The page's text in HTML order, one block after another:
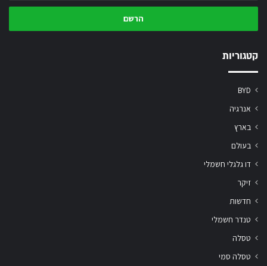
כתובת
שלך
קטגוריות
BYD
אנרגיה
בארץ
בעולם
דו גלגלי חשמלי
זיקר
חדשות
טנדר חשמלי
טסלה
טסלה סמי